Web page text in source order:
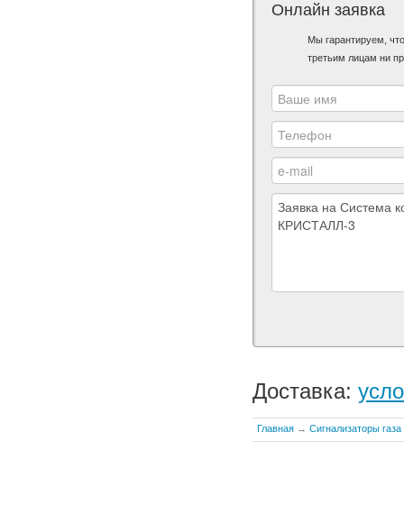
Онлайн заявка
Мы гарантируем,
третьим лицам ни
Доставка:
Главная → Сигнализаторы газа